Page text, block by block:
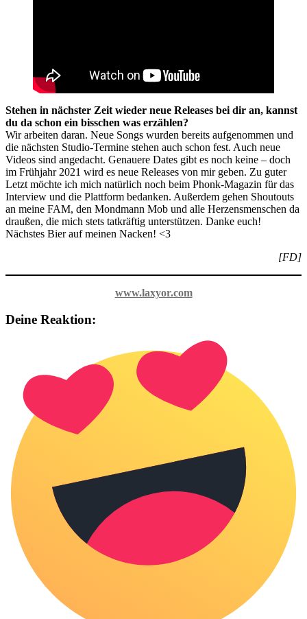
Stehen in nächster Zeit wieder neue Releases bei dir an, kannst
du da schon ein bisschen was erzählen?
Wir arbeiten daran. Neue Songs wurden bereits aufgenommen und
die nächsten Studio-Termine stehen auch schon fest. Auch neue
Videos sind angedacht. Genauere Dates gibt es noch keine – doch
im Frühjahr 2021 wird es neue Releases von mir geben. Zu guter
Letzt möchte ich mich natürlich noch beim Phonk-Magazin für das
Interview und die Plattform bedanken. Außerdem gehen Shoutouts
an meine FAM, den Mondmann Mob und alle Herzensmenschen da
draußen, die mich stets tatkräftig unterstützen. Danke euch!
Nächstes Bier auf meinen Nacken! <3
[FD]
www.laxyor.com
Deine Reaktion: